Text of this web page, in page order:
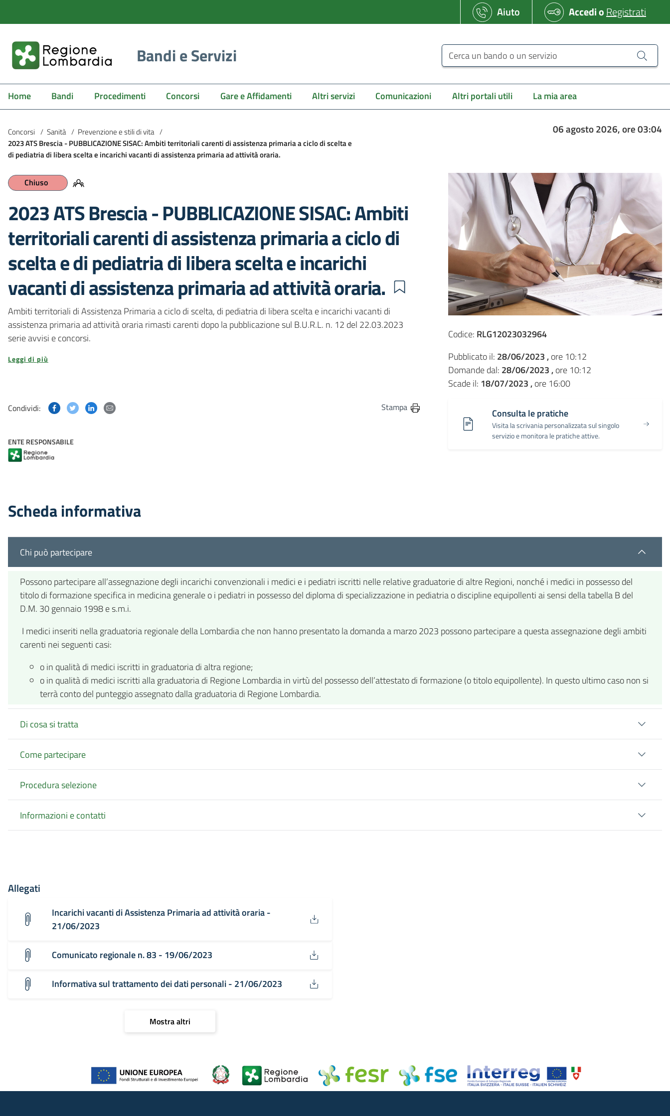
Aiuto AccedioRegistrati
Bandi e Servizi Cerca un bando o un servizio
Home Bandi Procedimenti Concorsi Gare e Affidamenti Altri servizi Comunicazioni Altri portali utili La mia area
Concorsi / Sanità / Prevenzione e stili di vita /
2023 ATS Brescia - PUBBLICAZIONE SISAC: Ambiti territoriali carenti di assistenza primaria a ciclo di scelta e
di pediatria di libera scelta e incarichi vacanti di assistenza primaria ad attività oraria.
06 agosto 2026, ore 03:04
Chiuso
2023 ATS Brescia - PUBBLICAZIONE SISAC: Ambiti
territoriali carenti di assistenza primaria a ciclo di
scelta e di pediatria di libera scelta e incarichi
vacanti di assistenza primaria ad attività oraria.
Ambiti territoriali di Assistenza Primaria a ciclo di scelta, di pediatria di libera scelta e incarichi vacanti di
assistenza primaria ad attività oraria rimasti carenti dopo la pubblicazione sul B.U.R.L. n. 12 del 22.03.2023
serie avvisi e concorsi.
Leggi di più
Condividi: Condividi questa pagina su Facebook
Condividi questa pagina su Twitter
Condividi questa pagina su Linkedin Stampa
ENTE RESPONSABILE
Codice: RLG12023032964
Pubblicato il: 28/06/2023 ,ore 10:12
Domande dal: 28/06/2023 ,ore 10:12
Scade il: 18/07/2023 ,ore 16:00
Consulta le pratiche
Visita la scrivania personalizzata sul singolo
servizio e monitora le pratiche attive.
Scheda informativa
Chi può partecipare
Possono partecipare all’assegnazione degli incarichi convenzionali i medici e i pediatri iscritti nelle relative graduatorie di altre Regioni, nonché i medici in possesso del
titolo di formazione specifica in medicina generale o i pediatri in possesso del diploma di specializzazione in pediatria o discipline equipollenti ai sensi della tabella B del
D.M. 30 gennaio 1998 e s.m.i.
I medici inseriti nella graduatoria regionale della Lombardia che non hanno presentato la domanda a marzo 2023 possono partecipare a questa assegnazione degli ambiti
carenti nei seguenti casi:
o in qualità di medici iscritti in graduatoria di altra regione;
o in qualità di medici iscritti alla graduatoria di Regione Lombardia in virtù del possesso dell’attestato di formazione (o titolo equipollente). In questo ultimo caso non si
terrà conto del punteggio assegnato dalla graduatoria di Regione Lombardia.
Di cosa si tratta
Come partecipare
Procedura selezione
Informazioni e contatti
Allegati
Incarichi vacanti di Assistenza Primaria ad attività oraria -
21/06/2023
Comunicato regionale n. 83 - 19/06/2023
Informativa sul trattamento dei dati personali - 21/06/2023
Mostra altri